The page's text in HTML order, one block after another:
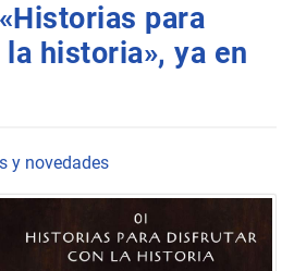
para
historia», ya en
y novedades